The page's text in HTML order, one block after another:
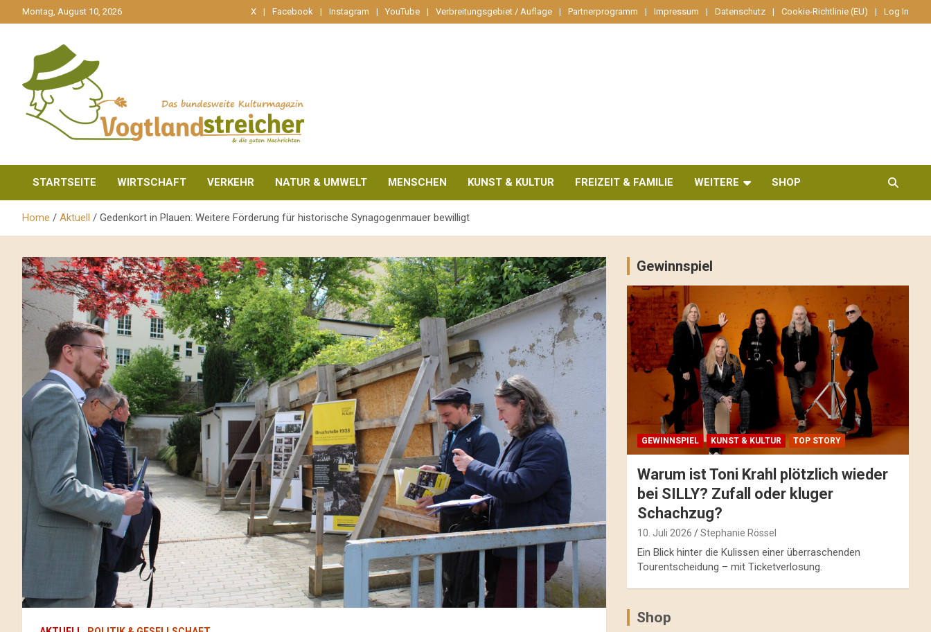
zum
Montag, August 10, 2026 X Facebook Instagram YouTube Verbreitungsgebiet / Auflage Partnerprogramm Impressum Datenschutz Cookie-Richtlinie (EU) Log In
Vogtlandstreicher
STARTSEITE WIRTSCHAFT VERKEHR NATUR & UMWELT MENSCHEN KUNST & KULTUR FREIZEIT & FAMILIE WEITERE SHOP
Home Aktuell Gedenkort in Plauen: Weitere Förderung für historische Synagogenmauer bewilligt
Gewinnspiel
GEWINNSPIEL KUNST & KULTUR TOP STORY
Warum ist Toni Krahl plötzlich wieder
bei SILLY? Zufall oder kluger
Schachzug?
10. Juli 2026 Stephanie Rössel
Ein Blick hinter die Kulissen einer überraschenden
Tourentscheidung – mit Ticketverlosung.
Shop